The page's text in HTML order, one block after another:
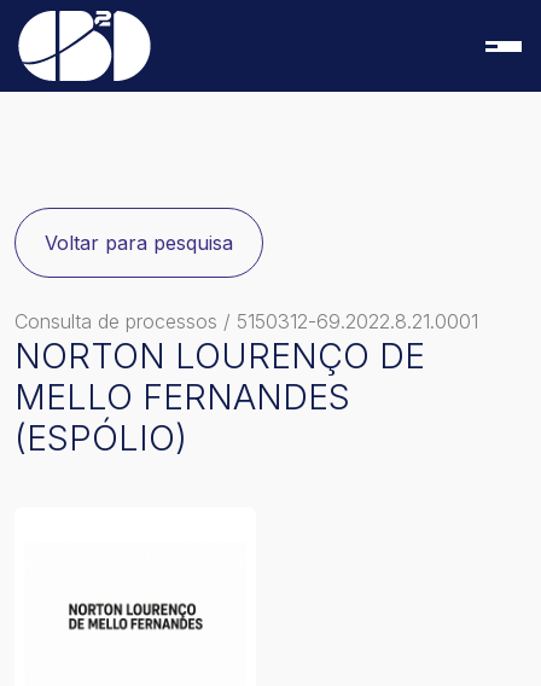
Voltar para pesquisa
Consulta de processos / 5150312-69.2022.8.21.0001
NORTON LOURENÇO DE
MELLO FERNANDES
(ESPÓLIO)